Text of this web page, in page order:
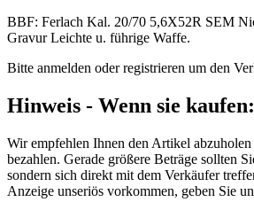
BBF: Ferlach Kal. 20/70 5,6X52R SEM
Gravur Leichte u. führige Waffe.
Bitte anmelden oder registrieren um den
Hinweis - Wenn sie kaufen:
Wir empfehlen Ihnen den Artikel
bezahlen. Gerade größere Beträge sollten
sondern sich direkt mit dem Verkäufer
Anzeige unseriös vorkommen, geben Sie